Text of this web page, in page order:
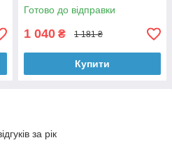
Готово до відправки
1 040 ₴ 1 181 ₴
Купити
за рік